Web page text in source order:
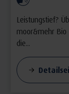
Weitere
Leistungstief?
moor&mehr
die...